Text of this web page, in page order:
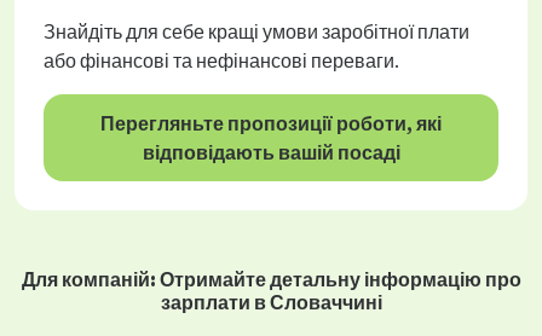
Знайдіть для себе кращі умови заробітної плати
або фінансові та нефінансові переваги.
Перегляньте пропозиції роботи, які
відповідають вашій посаді
Для компаній: Отримайте детальну інформацію про
зарплати в Словаччині